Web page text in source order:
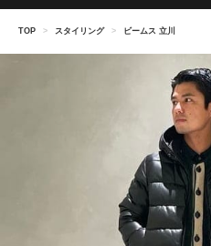
TOP > スタイリング > ビームス 立川